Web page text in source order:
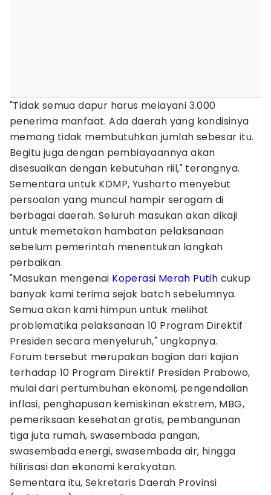
"Tidak semua dapur harus melayani 3.000
penerima manfaat. Ada daerah yang kondisinya
memang tidak membutuhkan jumlah sebesar itu.
Begitu juga dengan pembiayaannya akan
disesuaikan dengan kebutuhan riil," terangnya.
Sementara untuk KDMP, Yusharto menyebut
persoalan yang muncul hampir seragam di
berbagai daerah. Seluruh masukan akan dikaji
untuk memetakan hambatan pelaksanaan
sebelum pemerintah menentukan langkah
perbaikan.
"Masukan mengenai Koperasi Merah Putih cukup
banyak kami terima sejak batch sebelumnya.
Semua akan kami himpun untuk melihat
problematika pelaksanaan 10 Program Direktif
Presiden secara menyeluruh," ungkapnya.
Forum tersebut merupakan bagian dari kajian
terhadap 10 Program Direktif Presiden Prabowo,
mulai dari pertumbuhan ekonomi, pengendalian
inflasi, penghapusan kemiskinan ekstrem, MBG,
pemeriksaan kesehatan gratis, pembangunan
tiga juta rumah, swasembada pangan,
swasembada energi, swasembada air, hingga
hilirisasi dan ekonomi kerakyatan.
Sementara itu, Sekretaris Daerah Provinsi